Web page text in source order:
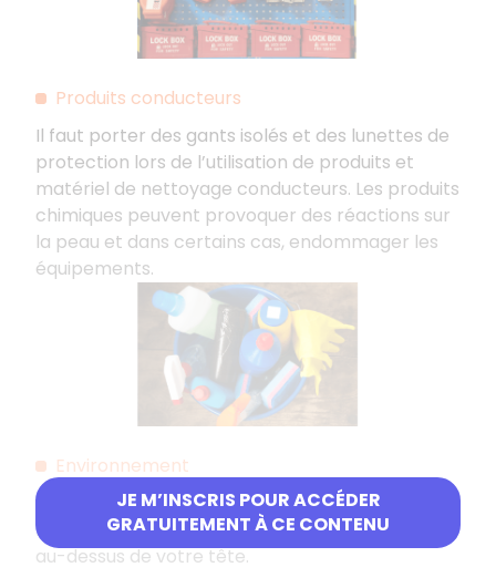
JE M’INSCRIS POUR ACCÉDER
GRATUITEMENT À CE CONTENU
Produits conducteurs
Il faut porter des gants isolés et des lunettes de
protection lors de l’utilisation de produits et
matériel de nettoyage conducteurs. Les produits
chimiques peuvent provoquer des réactions sur
la peau et dans certains cas, endommager les
équipements.
Environnement
Durant les interventions, il faut identifier les
risques potentiels, tel que les conducteurs nus
au-dessus de votre tête.